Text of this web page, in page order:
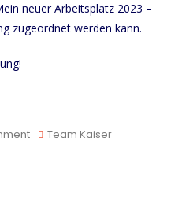
neuer Arbeitsplatz 2023 –
zugeordnet werden kann.
On Team Kaiser